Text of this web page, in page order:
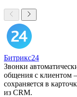
Битрикс24
Звонки
общения с клиентом
сохраняется в
из CRM.